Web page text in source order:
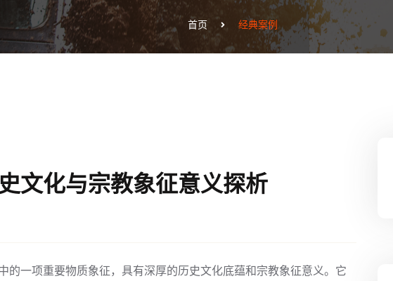
首页 经典案例
文化与宗教象征意义探析
的一项重要物质象征，具有深厚的历史文化底蕴和宗教象征意义。它